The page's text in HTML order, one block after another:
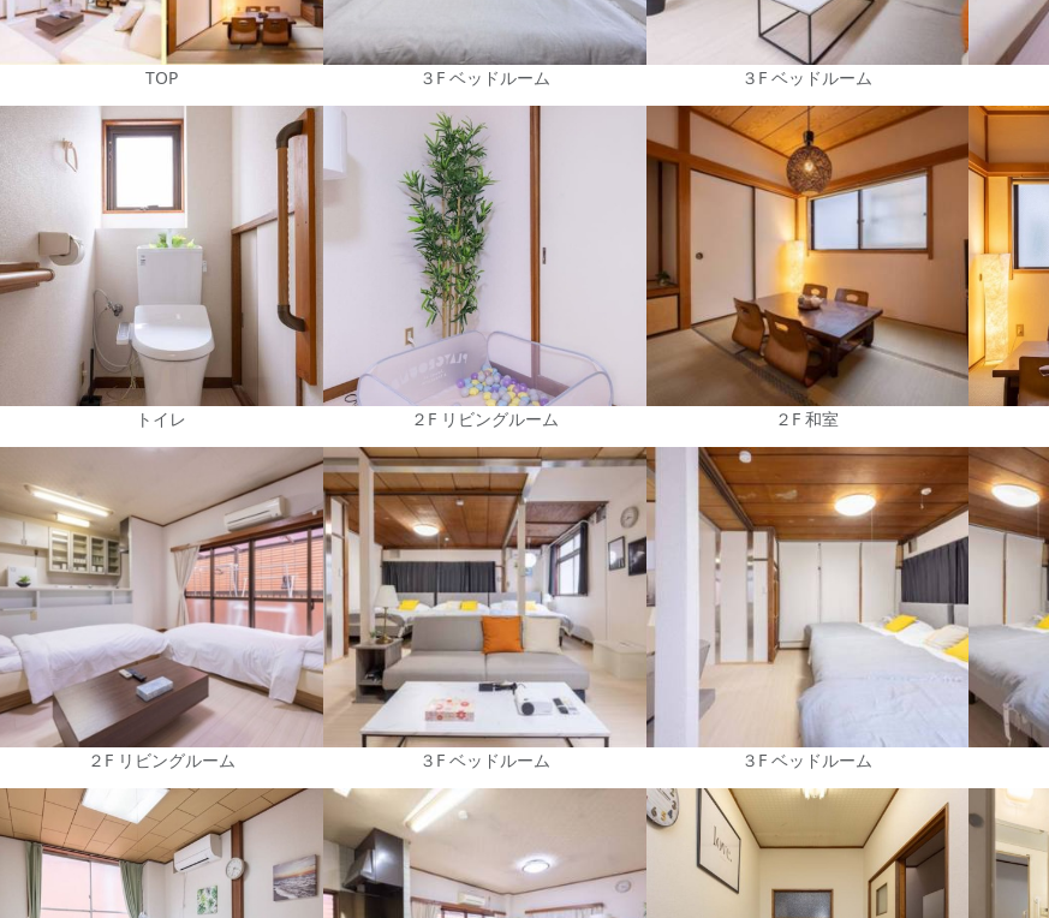
TOP ３F ベッドルーム ３F ベッドルーム
トイレ ２F リビングルーム ２F 和室
２F リビングルーム ３F ベッドルーム ３F ベッドルーム